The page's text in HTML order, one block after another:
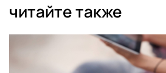
читайте также